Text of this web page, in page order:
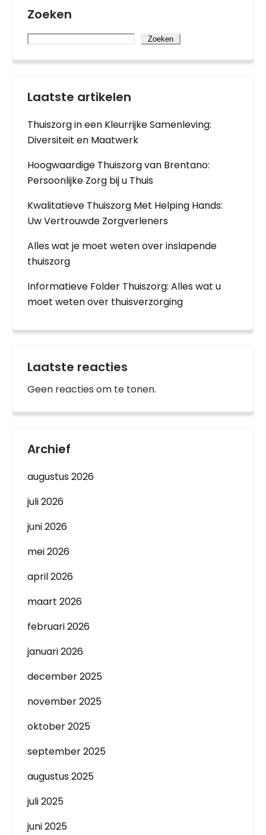
Zoeken
Zoeken
Laatste artikelen
Thuiszorg in een Kleurrijke Samenleving:
Diversiteit en Maatwerk
Hoogwaardige Thuiszorg van Brentano:
Persoonlijke Zorg bij u Thuis
Kwalitatieve Thuiszorg Met Helping Hands:
Uw Vertrouwde Zorgverleners
Alles wat je moet weten over inslapende
thuiszorg
Informatieve Folder Thuiszorg: Alles wat u
moet weten over thuisverzorging
Laatste reacties
Geen reacties om te tonen.
Archief
augustus 2026
juli 2026
juni 2026
mei 2026
april 2026
maart 2026
februari 2026
januari 2026
december 2025
november 2025
oktober 2025
september 2025
augustus 2025
juli 2025
juni 2025